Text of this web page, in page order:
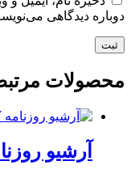
دوباره دیدگاهی
محصولات
آرشیو